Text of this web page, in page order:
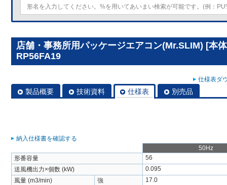
店舗・事務所用パッケージエアコン(Mr.SLIM) [本
RP56FA19
仕様表ダ
製品概要 技術資料 仕様表 別売品
納入仕様書を確認する
50Hz
形番容量
56
送風機出力×個数 (kW)
0.095
風量 (m3/min)
強
17.0